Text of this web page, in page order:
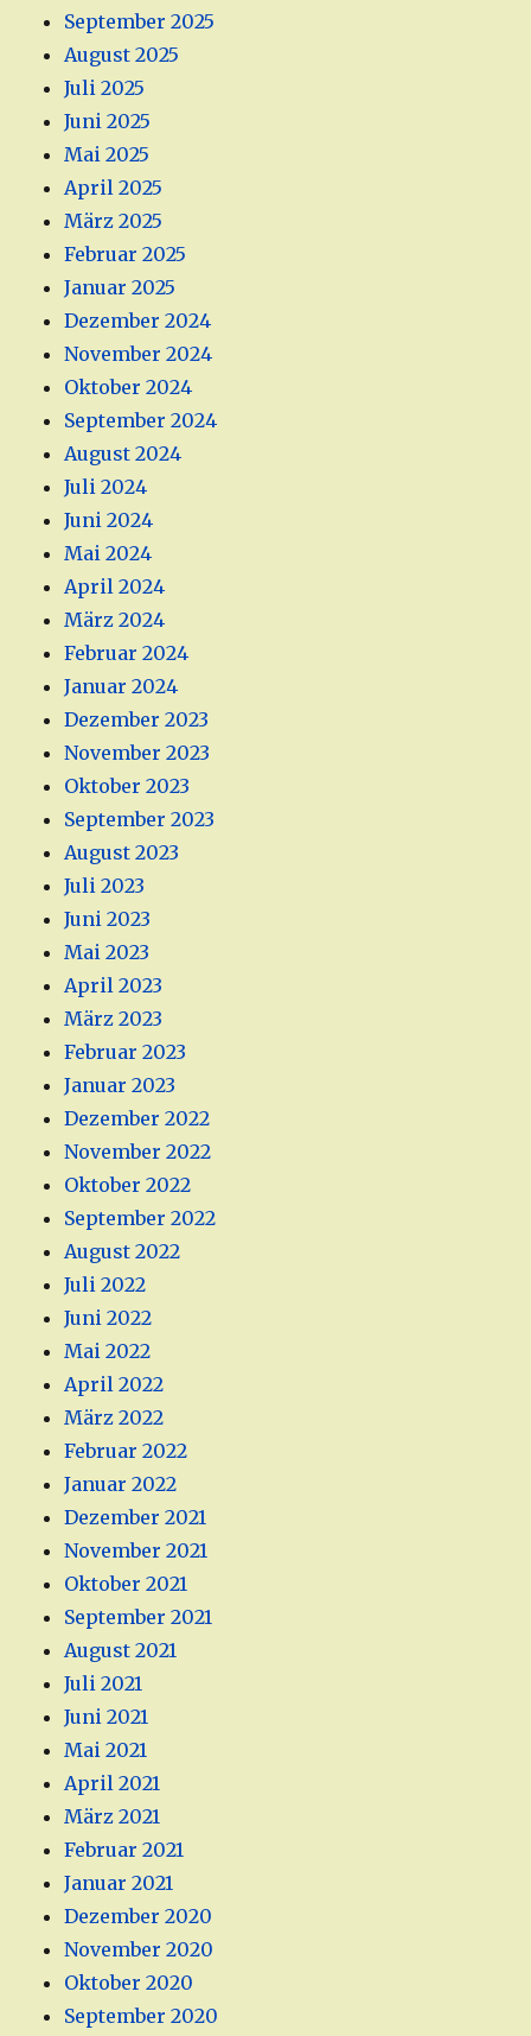
September 2025
August 2025
Juli 2025
Juni 2025
Mai 2025
April 2025
März 2025
Februar 2025
Januar 2025
Dezember 2024
November 2024
Oktober 2024
September 2024
August 2024
Juli 2024
Juni 2024
Mai 2024
April 2024
März 2024
Februar 2024
Januar 2024
Dezember 2023
November 2023
Oktober 2023
September 2023
August 2023
Juli 2023
Juni 2023
Mai 2023
April 2023
März 2023
Februar 2023
Januar 2023
Dezember 2022
November 2022
Oktober 2022
September 2022
August 2022
Juli 2022
Juni 2022
Mai 2022
April 2022
März 2022
Februar 2022
Januar 2022
Dezember 2021
November 2021
Oktober 2021
September 2021
August 2021
Juli 2021
Juni 2021
Mai 2021
April 2021
März 2021
Februar 2021
Januar 2021
Dezember 2020
November 2020
Oktober 2020
September 2020